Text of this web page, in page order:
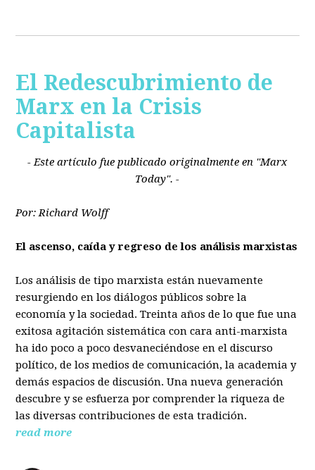
El Redescubrimiento de
Marx en la Crisis
Capitalista
- Este artículo fue publicado originalmente en "Marx
Today". -
Por: Richard Wolff
El ascenso, caída y regreso de los análisis marxistas
Los análisis de tipo marxista están nuevamente
resurgiendo en los diálogos públicos sobre la
economía y la sociedad. Treinta años de lo que fue una
exitosa agitación sistemática con cara anti-marxista
ha ido poco a poco desvaneciéndose en el discurso
político, de los medios de comunicación, la academia y
demás espacios de discusión. Una nueva generación
descubre y se esfuerza por comprender la riqueza de
las diversas contribuciones de esta tradición.
read more